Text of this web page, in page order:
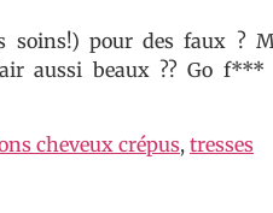
soins!) pour des faux ?
aussi beaux ?? Go
cheveux crépus, tresses